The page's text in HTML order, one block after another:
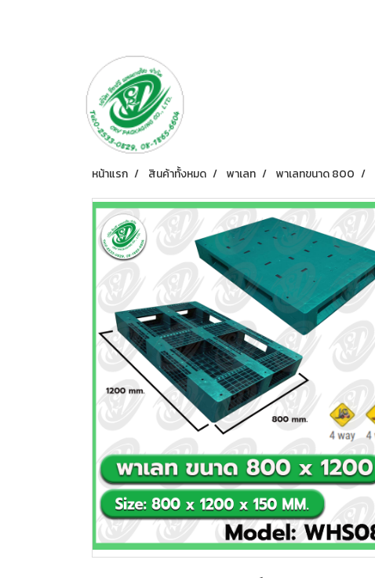
หน้าแรก สินค้าทั้งหมด พาเลท พาเลทขนาด 800